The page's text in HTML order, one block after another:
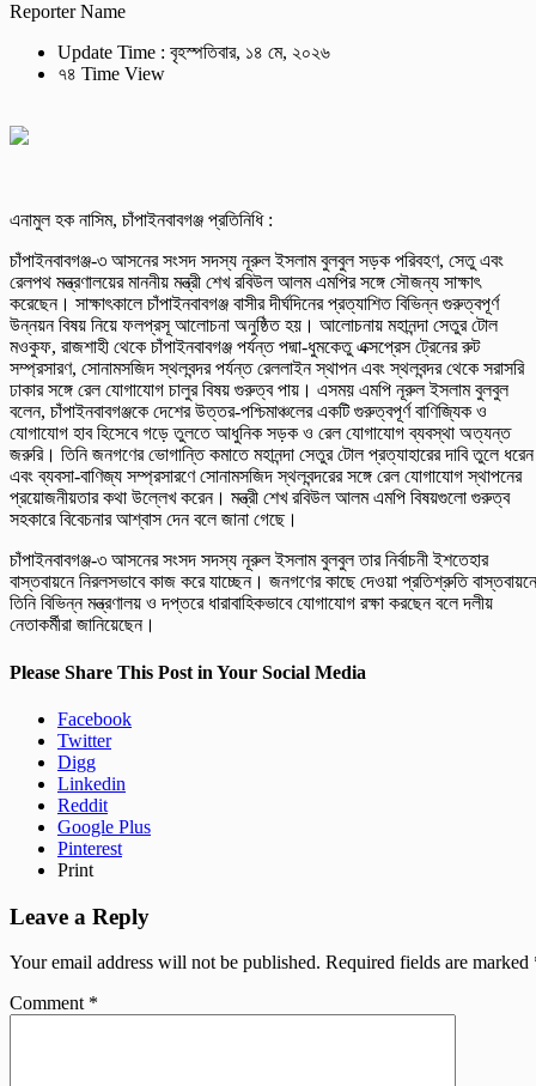
Reporter Name
Update Time : বৃহস্পতিবার, ১৪ মে, ২০২৬
৭৪ Time View
এনামুল হক নাসিম, চাঁপাইনবাবগঞ্জ প্রতিনিধি :
চাঁপাইনবাবগঞ্জ-৩ আসনের সংসদ সদস্য নূরুল ইসলাম বুলবুল সড়ক পরিবহণ, সেতু এবং
রেলপথ মন্ত্রণালয়ের মাননীয় মন্ত্রী শেখ রবিউল আলম এমপির সঙ্গে সৌজন্য সাক্ষাৎ
করেছেন। সাক্ষাৎকালে চাঁপাইনবাবগঞ্জ বাসীর দীর্ঘদিনের প্রত্যাশিত বিভিন্ন গুরুত্বপূর্ণ
উন্নয়ন বিষয় নিয়ে ফলপ্রসূ আলোচনা অনুষ্ঠিত হয়। আলোচনায় মহানন্দা সেতুর টোল
মওকুফ, রাজশাহী থেকে চাঁপাইনবাবগঞ্জ পর্যন্ত পদ্মা-ধুমকেতু এক্সপ্রেস ট্রেনের রুট
সম্প্রসারণ, সোনামসজিদ স্থলবন্দর পর্যন্ত রেললাইন স্থাপন এবং স্থলবন্দর থেকে সরাসরি
ঢাকার সঙ্গে রেল যোগাযোগ চালুর বিষয় গুরুত্ব পায়। এসময় এমপি নূরুল ইসলাম বুলবুল
বলেন, চাঁপাইনবাবগঞ্জকে দেশের উত্তর-পশ্চিমাঞ্চলের একটি গুরুত্বপূর্ণ বাণিজ্যিক ও
যোগাযোগ হাব হিসেবে গড়ে তুলতে আধুনিক সড়ক ও রেল যোগাযোগ ব্যবস্থা অত্যন্ত
জরুরি। তিনি জনগণের ভোগান্তি কমাতে মহানন্দা সেতুর টোল প্রত্যাহারের দাবি তুলে ধরেন
এবং ব্যবসা-বাণিজ্য সম্প্রসারণে সোনামসজিদ স্থলবন্দরের সঙ্গে রেল যোগাযোগ স্থাপনের
প্রয়োজনীয়তার কথা উল্লেখ করেন। মন্ত্রী শেখ রবিউল আলম এমপি বিষয়গুলো গুরুত্ব
সহকারে বিবেচনার আশ্বাস দেন বলে জানা গেছে।
চাঁপাইনবাবগঞ্জ-৩ আসনের সংসদ সদস্য নূরুল ইসলাম বুলবুল তার নির্বাচনী ইশতেহার
বাস্তবায়নে নিরলসভাবে কাজ করে যাচ্ছেন। জনগণের কাছে দেওয়া প্রতিশ্রুতি বাস্তবায়নে
তিনি বিভিন্ন মন্ত্রণালয় ও দপ্তরে ধারাবাহিকভাবে যোগাযোগ রক্ষা করছেন বলে দলীয়
নেতাকর্মীরা জানিয়েছেন।
Please Share This Post in Your Social Media
Facebook
Twitter
Digg
Linkedin
Reddit
Google Plus
Pinterest
Print
Leave a Reply
Your email address will not be published. Required fields are marked
Comment *